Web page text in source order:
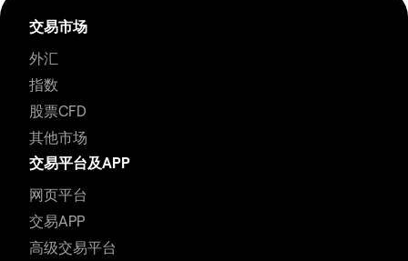
交易市场
外汇
指数
股票CFD
其他市场
交易平台及APP
网页平台
交易APP
高级交易平台